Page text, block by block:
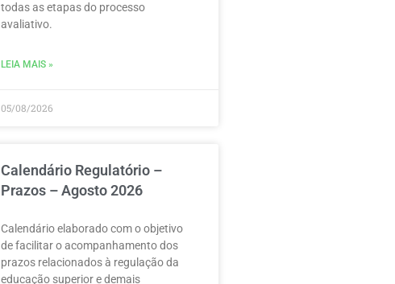
todas as etapas do processo
avaliativo.
LEIA MAIS »
05/08/2026
Calendário Regulatório –
Prazos – Agosto 2026
Calendário elaborado com o objetivo
de facilitar o acompanhamento dos
prazos relacionados à regulação da
educação superior e demais